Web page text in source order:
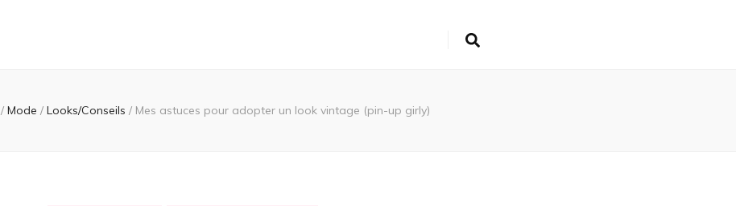
/ Mode / Looks/Conseils / Mes astuces pour adopter un look vintage (pin-up girly)